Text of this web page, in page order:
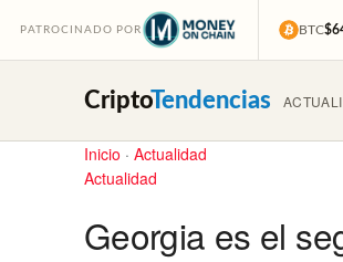
PATROCINADO POR BTC
CriptoTendencias
Inicio · Actualidad
Actualidad
Georgia es el